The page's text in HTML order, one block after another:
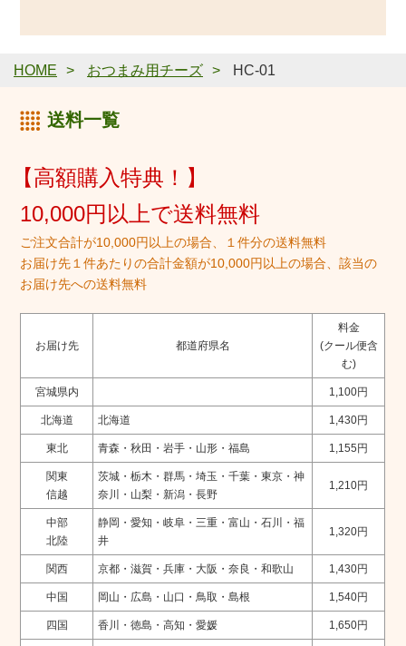
HOME おつまみ用チーズ HC-01
送料一覧
【高額購入特典！】
10,000円以上で送料無料
ご注文合計が10,000円以上の場合、１件分の送料無料
お届け先１件あたりの合計金額が10,000円以上の場合、該当の
お届け先への送料無料
お届け先 都道府県名
料金
(クール便含
む)
宮城県内 1,100円
北海道 北海道 1,430円
東北 青森・秋田・岩手・山形・福島 1,155円
関東
信越
茨城・栃木・群馬・埼玉・千葉・東京・神
奈川・山梨・新潟・長野
1,210円
中部
北陸
静岡・愛知・岐阜・三重・富山・石川・福
井
1,320円
関西 京都・滋賀・兵庫・大阪・奈良・和歌山 1,430円
中国 岡山・広島・山口・鳥取・島根 1,540円
四国 香川・徳島・高知・愛媛 1,650円